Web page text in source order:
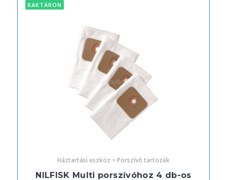
RAKTÁRON
Háztartási eszköz > Porszívó tartozék
NILFISK Multi porszívóhoz 4 db-os